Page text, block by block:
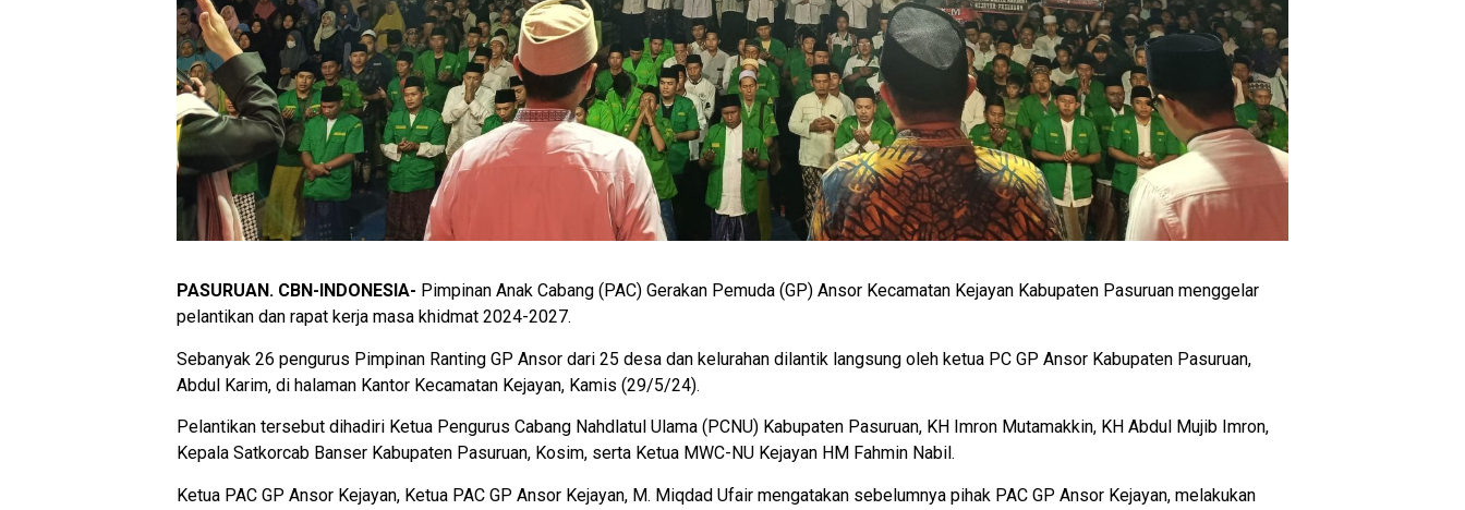
PASURUAN. CBN-INDONESIA- Pimpinan Anak Cabang (PAC) Gerakan Pemuda (GP) Ansor Kecamatan Kejayan Kabupaten Pasuruan menggelar
pelantikan dan rapat kerja masa khidmat 2024-2027.
Sebanyak 26 pengurus Pimpinan Ranting GP Ansor dari 25 desa dan kelurahan dilantik langsung oleh ketua PC GP Ansor Kabupaten Pasuruan,
Abdul Karim, di halaman Kantor Kecamatan Kejayan, Kamis (29/5/24).
Pelantikan tersebut dihadiri Ketua Pengurus Cabang Nahdlatul Ulama (PCNU) Kabupaten Pasuruan, KH Imron Mutamakkin, KH Abdul Mujib Imron,
Kepala Satkorcab Banser Kabupaten Pasuruan, Kosim, serta Ketua MWC-NU Kejayan HM Fahmin Nabil.
Ketua PAC GP Ansor Kejayan, Ketua PAC GP Ansor Kejayan, M. Miqdad Ufair mengatakan sebelumnya pihak PAC GP Ansor Kejayan, melakukan